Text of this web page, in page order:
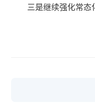
三是继续强化常态